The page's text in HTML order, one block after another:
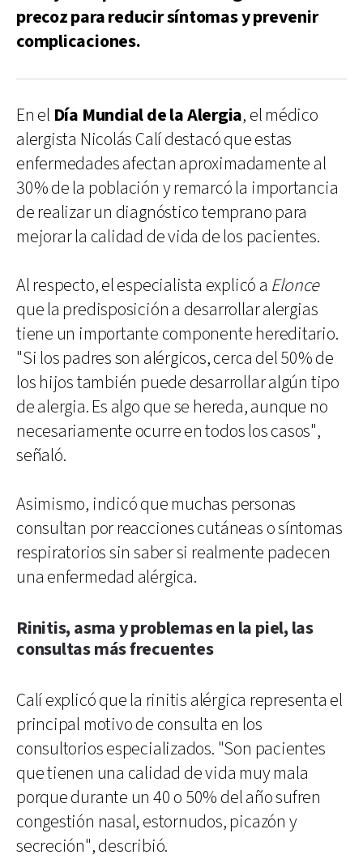
precoz para reducir síntomas y prevenir
complicaciones.
En el Día Mundial de la Alergia, el médico
alergista Nicolás Calí destacó que estas
enfermedades afectan aproximadamente al
30% de la población y remarcó la importancia
de realizar un diagnóstico temprano para
mejorar la calidad de vida de los pacientes.
Al respecto, el especialista explicó a Elonce
que la predisposición a desarrollar alergias
tiene un importante componente hereditario.
"Si los padres son alérgicos, cerca del 50% de
los hijos también puede desarrollar algún tipo
de alergia. Es algo que se hereda, aunque no
necesariamente ocurre en todos los casos",
señaló.
Asimismo, indicó que muchas personas
consultan por reacciones cutáneas o síntomas
respiratorios sin saber si realmente padecen
una enfermedad alérgica.
Rinitis, asma y problemas en la piel, las
consultas más frecuentes
Calí explicó que la rinitis alérgica representa el
principal motivo de consulta en los
consultorios especializados. "Son pacientes
que tienen una calidad de vida muy mala
porque durante un 40 o 50% del año sufren
congestión nasal, estornudos, picazón y
secreción", describió.